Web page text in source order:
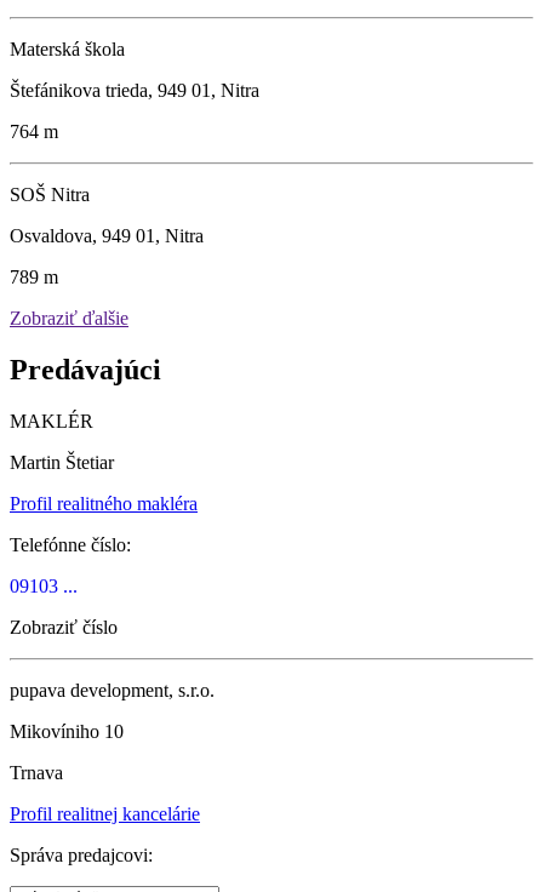
Materská škola
Štefánikova trieda, 949 01, Nitra
764 m
SOŠ Nitra
Osvaldova, 949 01, Nitra
789 m
Zobraziť ďalšie
Predávajúci
MAKLÉR
Martin Štetiar
Profil realitného makléra
Telefónne číslo:
09103 ...
Zobraziť číslo
pupava development, s.r.o.
Mikovíniho 10
Trnava
Profil realitnej kancelárie
Správa predajcovi: